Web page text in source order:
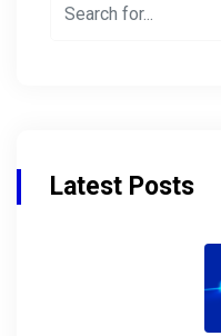
Latest Posts